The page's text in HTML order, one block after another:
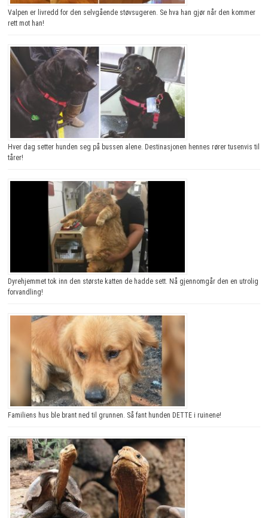
Valpen er livredd for den selvgående støvsugeren. Se hva han gjør når den kommer
rett mot han!
Hver dag setter hunden seg på bussen alene. Destinasjonen hennes rører tusenvis til
tårer!
Dyrehjemmet tok inn den største katten de hadde sett. Nå gjennomgår den en utrolig
forvandling!
Familiens hus ble brant ned til grunnen. Så fant hunden DETTE i ruinene!